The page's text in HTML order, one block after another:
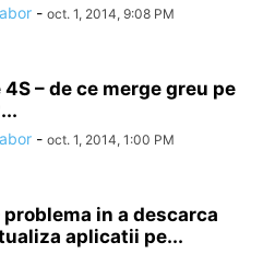
- oct. 1, 2014, 9:08 PM
4S – de ce merge greu pe
- oct. 1, 2014, 1:00 PM
problema in a descarca
aplicatii pe...